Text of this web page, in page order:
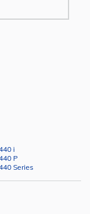
i
P
Series